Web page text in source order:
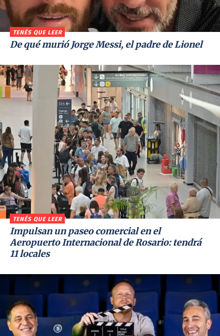
TENÉS QUE LEER
De qué murió Jorge Messi, el padre de Lionel
TENÉS QUE LEER
Impulsan un paseo comercial en el
Aeropuerto Internacional de Rosario: tendrá
11 locales